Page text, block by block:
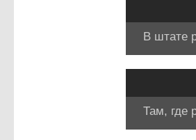
В штате
Там, где